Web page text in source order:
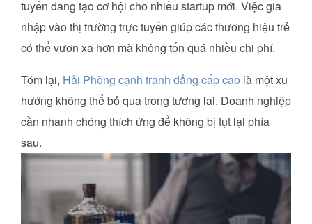
tuyến đang tạo cơ hội cho nhiều startup mới. Việc gia
nhập vào thị trường trực tuyến giúp các thương hiệu trẻ
có thể vươn xa hơn mà không tốn quá nhiều chi phí.
Tóm lại, Hải Phòng cạnh tranh đẳng cấp cao là một xu
hướng không thể bỏ qua trong tương lai. Doanh nghiệp
cần nhanh chóng thích ứng để không bị tụt lại phía
sau.